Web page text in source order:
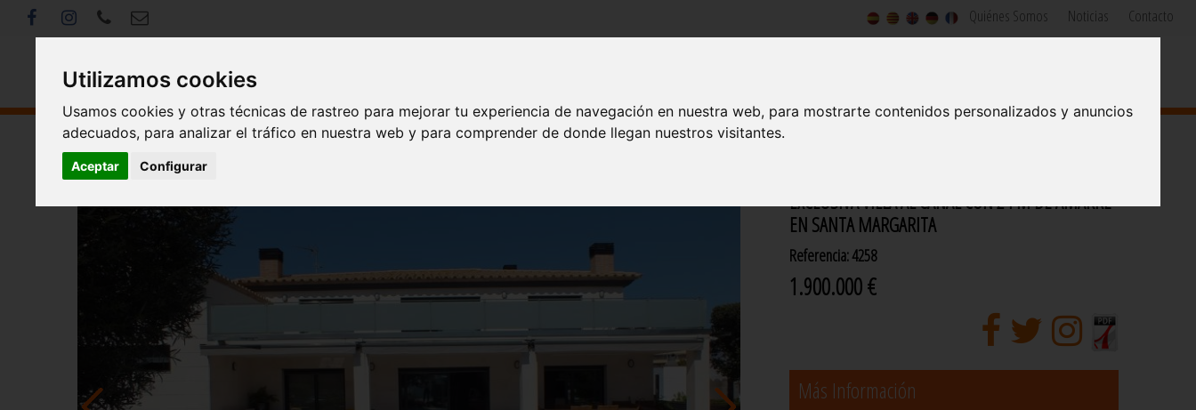
Utilizamos cookies
Usamos cookies y otras técnicas de rastreo para mejorar tu experiencia de navegación en nuestra web, para mostrarte contenidos personalizados y anuncios
adecuados, para analizar el tráfico en nuestra web y para comprender de donde llegan nuestros visitantes.
Aceptar Configurar
Quiénes Somos Noticias Contacto
<< Volver
EXCLUSIVA VILLA AL CANAL CON 24 M DE AMARRE
EN SANTA MARGARITA
Referencia: 4258
1.900.000 €
Más Información